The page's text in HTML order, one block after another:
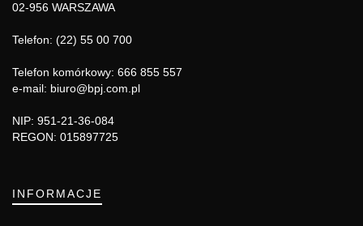
02-956 WARSZAWA
Telefon: (22) 55 00 700
Telefon komórkowy: 666 855 557
e-mail: biuro@bpj.com.pl
NIP: 951-21-36-084
REGON: 015897725
INFORMACJE